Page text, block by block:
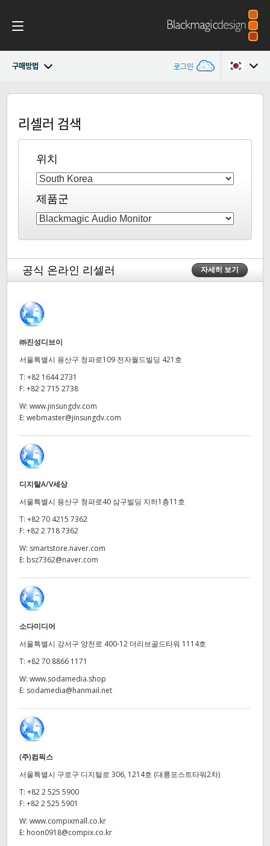
구매방법 로그인
Blackmagic Audio Monitor 12G
사양 Australia
Austria
Brazil
Canada
Denmark
Finland
Hong Kong SAR, China
India
Italy
Japan
Mexico
Malaysia
Netherlands
Poland
Portugal
Singapore
Sweden
Chinese Taipei
Turkey
UAE
리셀러 검색
위치
제품군
공식 온라인 리셀러 자세히 보기
㈜진성디브이
서울특별시 용산구 청파로109 전자월드빌딩 421호
T: +82 1644 2731
F: +82 2 715 2738
W: www.jinsungdv.com
E: webmaster@jinsungdv.com
디지탈A/V세상
서울특별시 용산구 청파로40 삼구빌딩 지하1층11호
T: +82 70 4215 7362
F: +82 2 718 7362
W: smartstore.naver.com
E: bsz7362@naver.com
소다미디어
서울특별시 강서구 양천로 400-12 더리브골드타워 1114호
T: +82 70 8866 1171
W: www.sodamedia.shop
E: sodamedia@hanmail.net
(주)컴픽스
서울특별시 구로구 디지털로 306, 1214호 (대륭포스트타워2차)
T: +82 2 525 5900
F: +82 2 525 5901
W: www.compixmall.co.kr
E: hoon0918@compix.co.kr